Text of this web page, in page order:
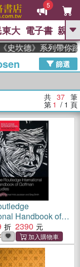
5
GO
、 高希均教授回憶錄
、 父親節 、 如果歷
方念華 、 台灣的李
學女孩：黎曼猜想 、
大 電子書 親子
》系列帶你踏上熱
篩選
共 37 筆
第 1 / 1 頁
Handbook of
Studies
2390